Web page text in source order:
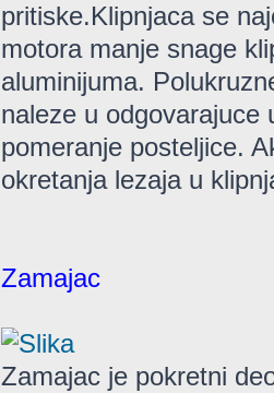
pritiske.Klipnjaca se
motora manje snage
aluminijuma.
naleze u odgovarajuce
pomeranje posteljice.
okretanja lezaja u
Zamajac
Zamajac je pokretni